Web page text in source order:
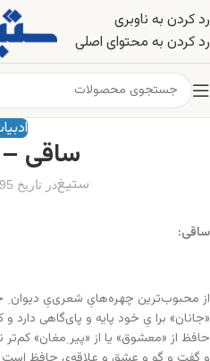
رد کردن به ناوبری
رد کردن به محتوای اصلی
ساقی
ستیغدر تاریخ 1395-11-12
ساقی:
از محبوب‌ترین چهره‌هایِ شعری‌یِ دیوان
«جانان» برا یِ خود پایه و پای‌گاهی دارد و
حافظ از «معشوق» یا از «پیر ِمغان»